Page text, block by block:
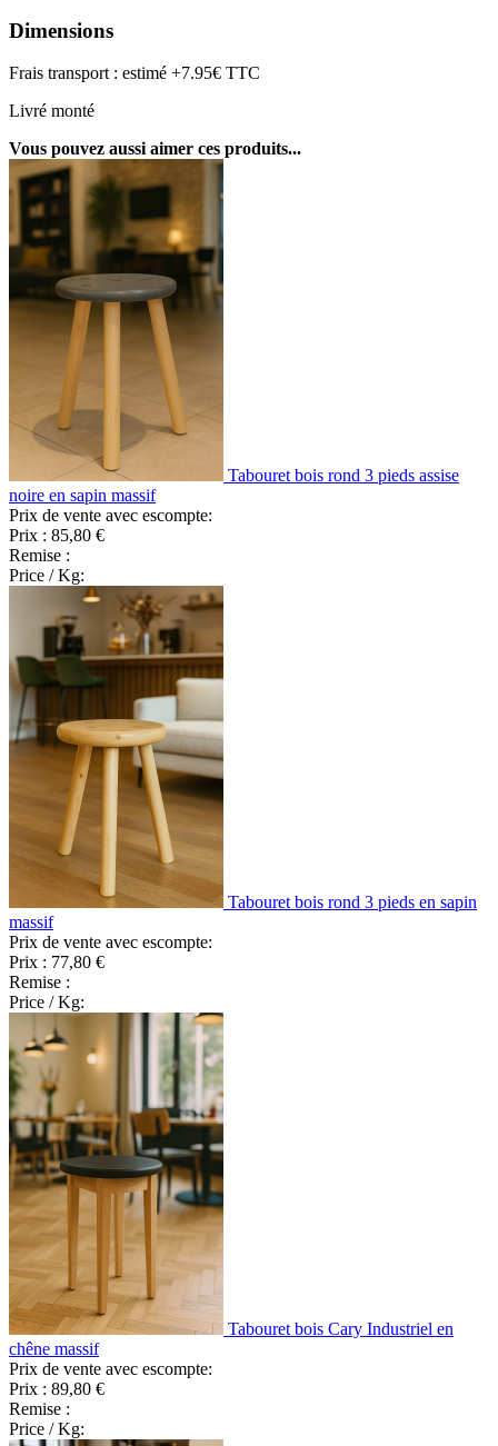
Dimensions
Frais transport : estimé +7.95€ TTC
Livré monté
Vous pouvez aussi aimer ces produits...
Tabouret bois rond 3 pieds assise
noire en sapin massif
Prix de vente avec escompte:
Prix : 85,80 €
Remise :
Price / Kg:
Tabouret bois rond 3 pieds en sapin
massif
Prix de vente avec escompte:
Prix : 77,80 €
Remise :
Price / Kg:
Tabouret bois Cary Industriel en
chêne massif
Prix de vente avec escompte:
Prix : 89,80 €
Remise :
Price / Kg: